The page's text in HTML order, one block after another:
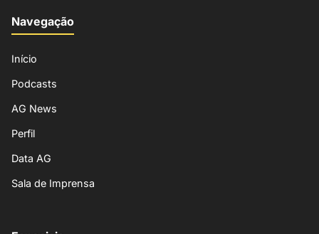
Navegação
Início
Podcasts
AG News
Perfil
Data AG
Sala de Imprensa